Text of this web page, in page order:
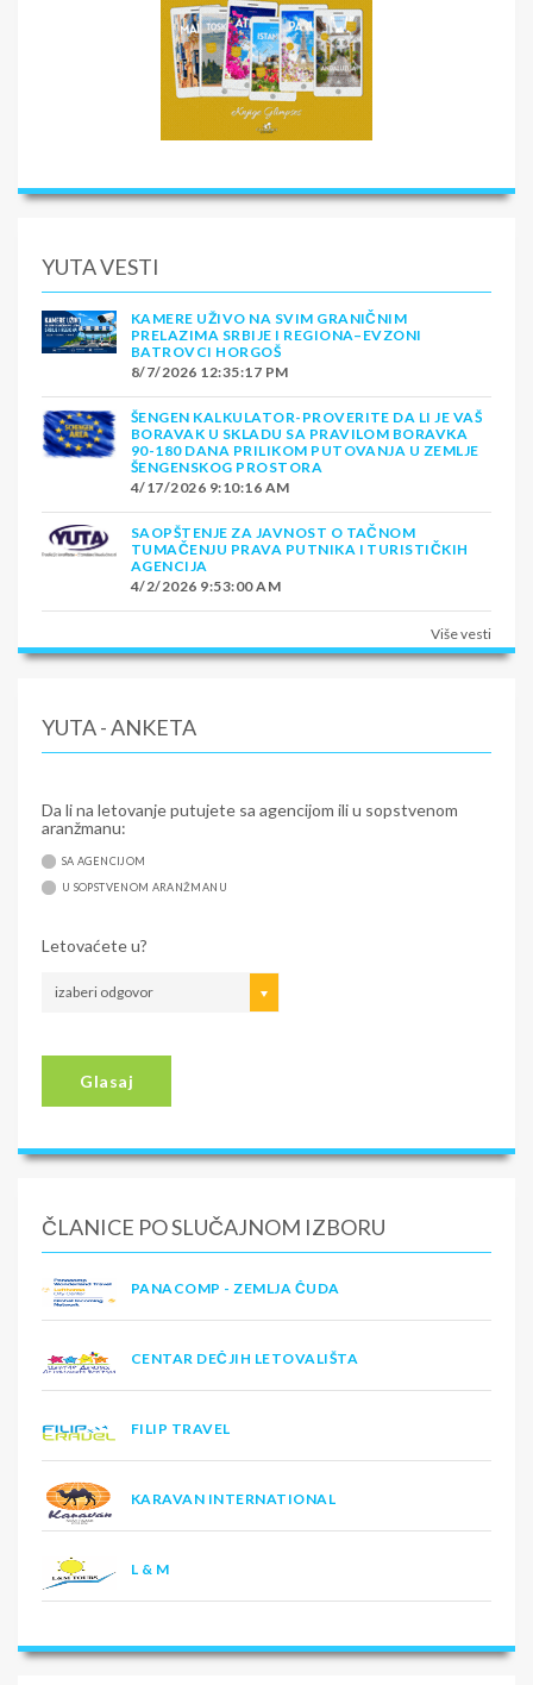
YUTA VESTI
KAMERE UŽIVO NA SVIM GRANIČNIM
PRELAZIMA SRBIJE I REGIONA–EVZONI
BATROVCI HORGOŠ
8/7/2026 12:35:17 PM
ŠENGEN KALKULATOR-PROVERITE DA LI JE VAŠ
BORAVAK U SKLADU SA PRAVILOM BORAVKA
90-180 DANA PRILIKOM PUTOVANJA U ZEMLJE
ŠENGENSKOG PROSTORA
4/17/2026 9:10:16 AM
SAOPŠTENJE ZA JAVNOST O TAČNOM
TUMAČENJU PRAVA PUTNIKA I TURISTIČKIH
AGENCIJA
4/2/2026 9:53:00 AM
Više vesti
YUTA - ANKETA
Da li na letovanje putujete sa agencijom ili u sopstvenom
aranžmanu:
SA AGENCIJOM
U SOPSTVENOM ARANŽMANU
Letovaćete u?
izaberi odgovor
Glasaj
ČLANICE PO SLUČAJNOM IZBORU
PANACOMP - ZEMLJA ČUDA
CENTAR DEČJIH LETOVALIŠTA
FILIP TRAVEL
KARAVAN INTERNATIONAL
L & M